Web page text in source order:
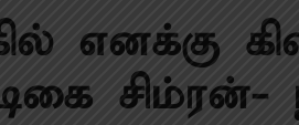
எனக்கு
சிம்ரன்-